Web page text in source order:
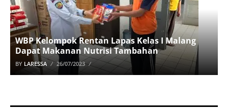
WBP Kelompok Rentan Lapas Kelas I Malang
Dapat Makanan Nutrisi Tambahan
BY LARESSA 26/07/2023